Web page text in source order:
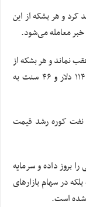
در روز جاری بیش از ۴ دلار رشد کرد و هر بشکه از این
نماند و هر بشکه از
این نوع نفت با رشد ۳.۸۶ دلار به قیمت بشکه‌ای ۱۱۴ دلار و ۴۶ سنت به
نفت کوره رشد قیمت
بروز داده و سرمایه
در سهام بازار‌های
شده است.